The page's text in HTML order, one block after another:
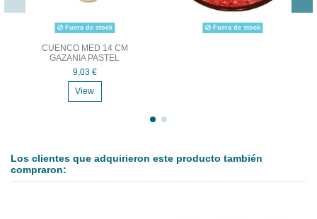
Fuera de stock
CUENCO MED 14 CM
GAZANIA PASTEL
9,03 €
View
Fuera de stock
Los clientes que adquirieron este producto también
compraron: